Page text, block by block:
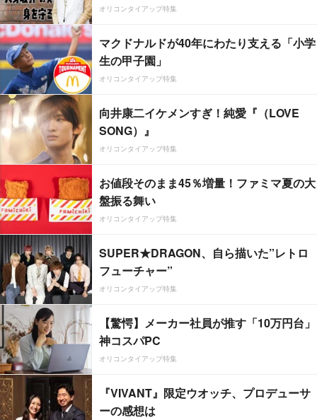
オリコンタイアップ特集
マクドナルドが40年にわたり支える「小学
生の甲子園」
オリコンタイアップ特集
向井康二イケメンすぎ！純愛『（LOVE
SONG）』
オリコンタイアップ特集
お値段そのまま45％増量！ファミマ夏の大
盤振る舞い
オリコンタイアップ特集
SUPER★DRAGON、自ら描いた”レトロ
フューチャー”
オリコンタイアップ特集
【驚愕】メーカー社員が推す「10万円台」
神コスパPC
オリコンタイアップ特集
『VIVANT』限定ウオッチ、プロデューサ
ーの感想は